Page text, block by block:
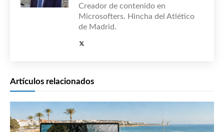
Creador de contenido en
Microsofters. Hincha del Atlético
de Madrid.
Artículos relacionados